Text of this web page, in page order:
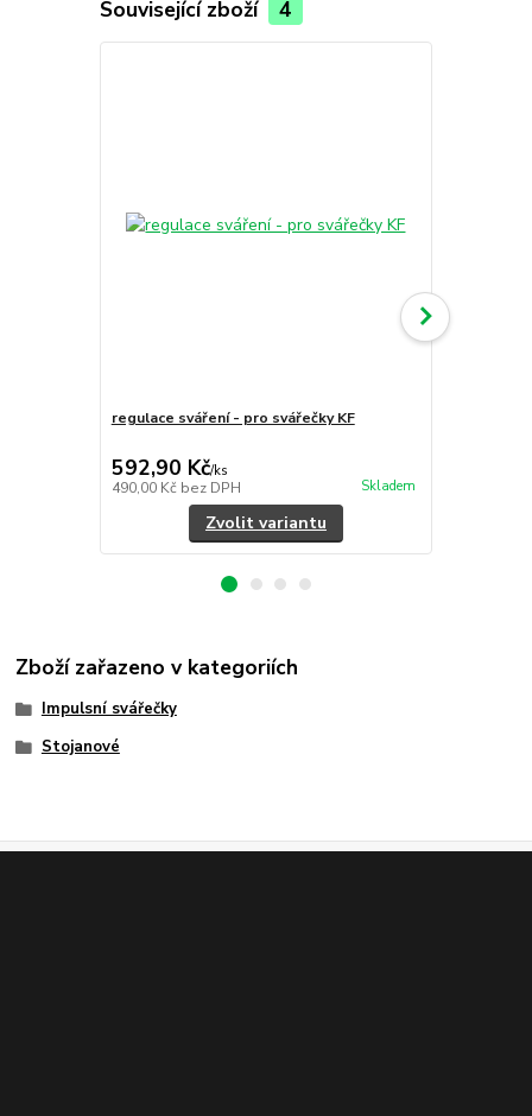
Související zboží 4
regulace sváření - pro svářečky KF
592,90 Kč/ks
490,00 Kč bez DPH Skladem
Zvolit variantu
Zboží zařazeno v kategoriích
Impulsní svářečky
Stojanové